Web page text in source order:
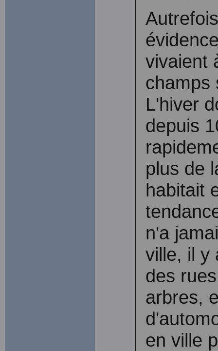
vivaient
champs
L'hiver
depuis
plus de
habitait
n'a
ville, il y
des
arbres,
en ville